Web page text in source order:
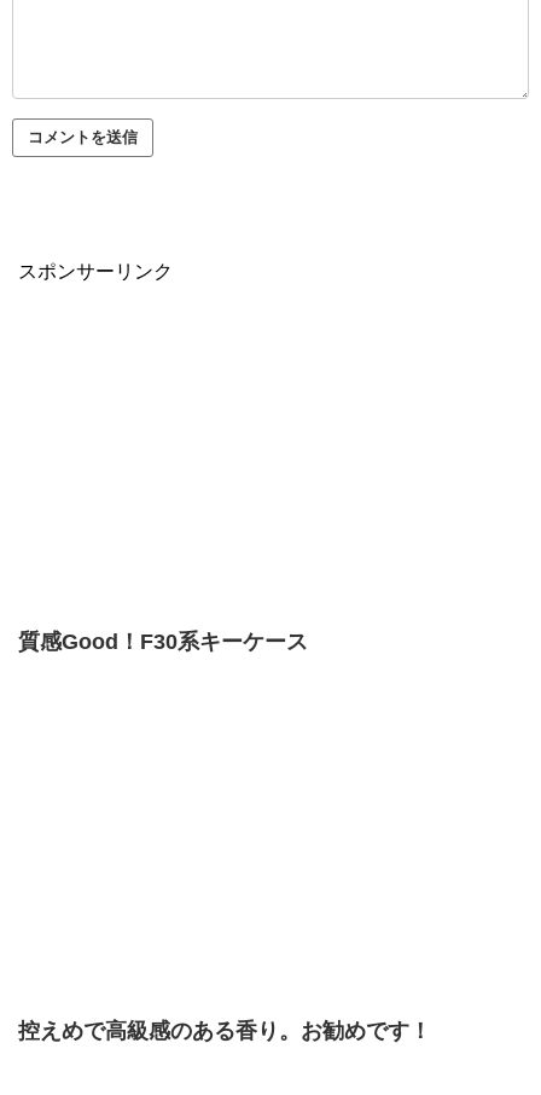
スポンサーリンク
質感Good！F30系キーケース
控えめで高級感のある香り。お勧めです！